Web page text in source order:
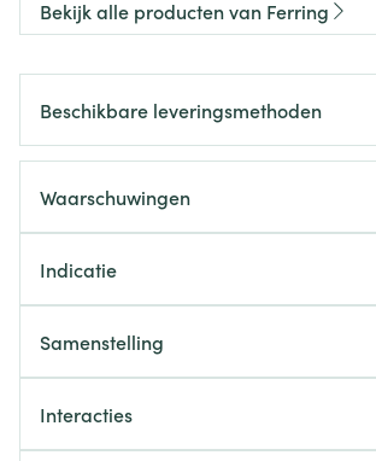
Bekijk alle producten van Ferring
Beschikbare leveringsmethoden
Waarschuwingen
Indicatie
Samenstelling
Interacties